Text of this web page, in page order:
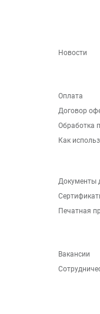
Новости
Оплата
Договор
Обработка
Как
Документы
Печатная
Вакансии